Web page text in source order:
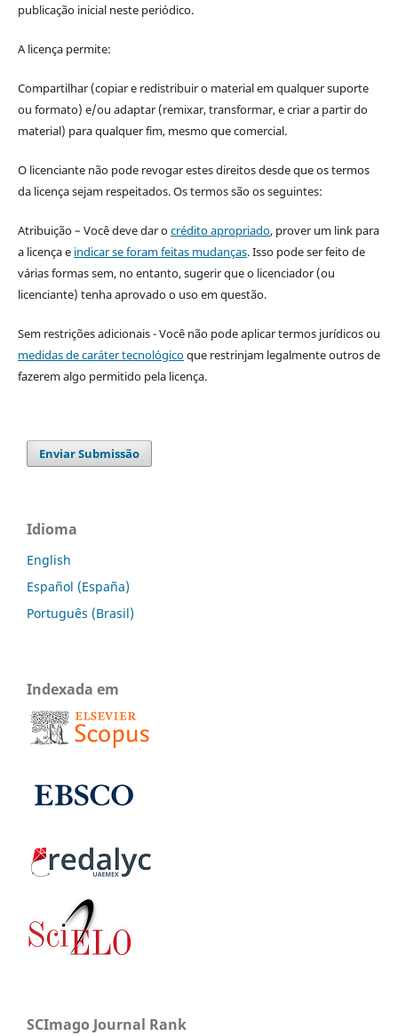
publicação inicial neste periódico.
A licença permite:
Compartilhar (copiar e redistribuir o material em qualquer suporte
ou formato) e/ou adaptar (remixar, transformar, e criar a partir do
material) para qualquer fim, mesmo que comercial.
O licenciante não pode revogar estes direitos desde que os termos
da licença sejam respeitados. Os termos são os seguintes:
Atribuição – Você deve dar ocrédito apropriado, prover um link para
a licença e indicar se foram feitas mudanças. Isso pode ser feito de
várias formas sem, no entanto, sugerir que o licenciador (ou
licenciante) tenha aprovado o uso em questão.
Sem restrições adicionais - Você não pode aplicar termos jurídicos ou
medidas de caráter tecnológicoque restrinjam legalmente outros de
fazerem algo permitido pela licença.
Enviar Submissão
Idioma
English
Español (España)
Português (Brasil)
Indexada em
SCImago Journal Rank